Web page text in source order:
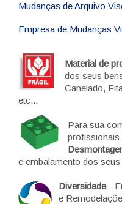
Mudanças de Arquivo
Empresa de Mudanças
Material de
dos seus
Canelado,
etc...
Para sua
profissionais
e embalamento dos
Diversidade-
e